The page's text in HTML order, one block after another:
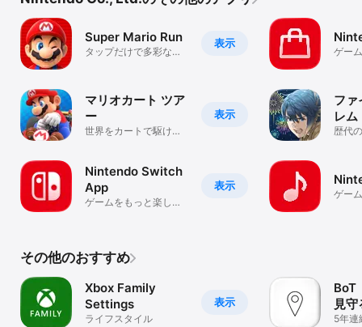
表示
Super Mario Run
タップだけで多彩なア
表示
マリオカート ツア
ー
世界をカートで駆け抜
表示
Nintendo Switch
App
ゲームをもっと楽し
ゲー
ファ
レ
戦略
歴代
ゲー
その他のおすすめ
表示
Xbox Family
Settings
ライフスタイル
BoT
見守
5年連